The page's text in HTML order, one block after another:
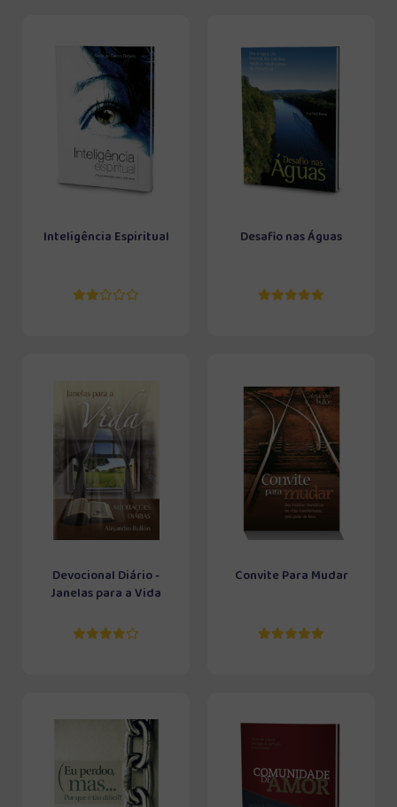
Inteligência Espiritual Desafio nas Águas
Devocional Diário -
Janelas para a Vida
Convite Para Mudar